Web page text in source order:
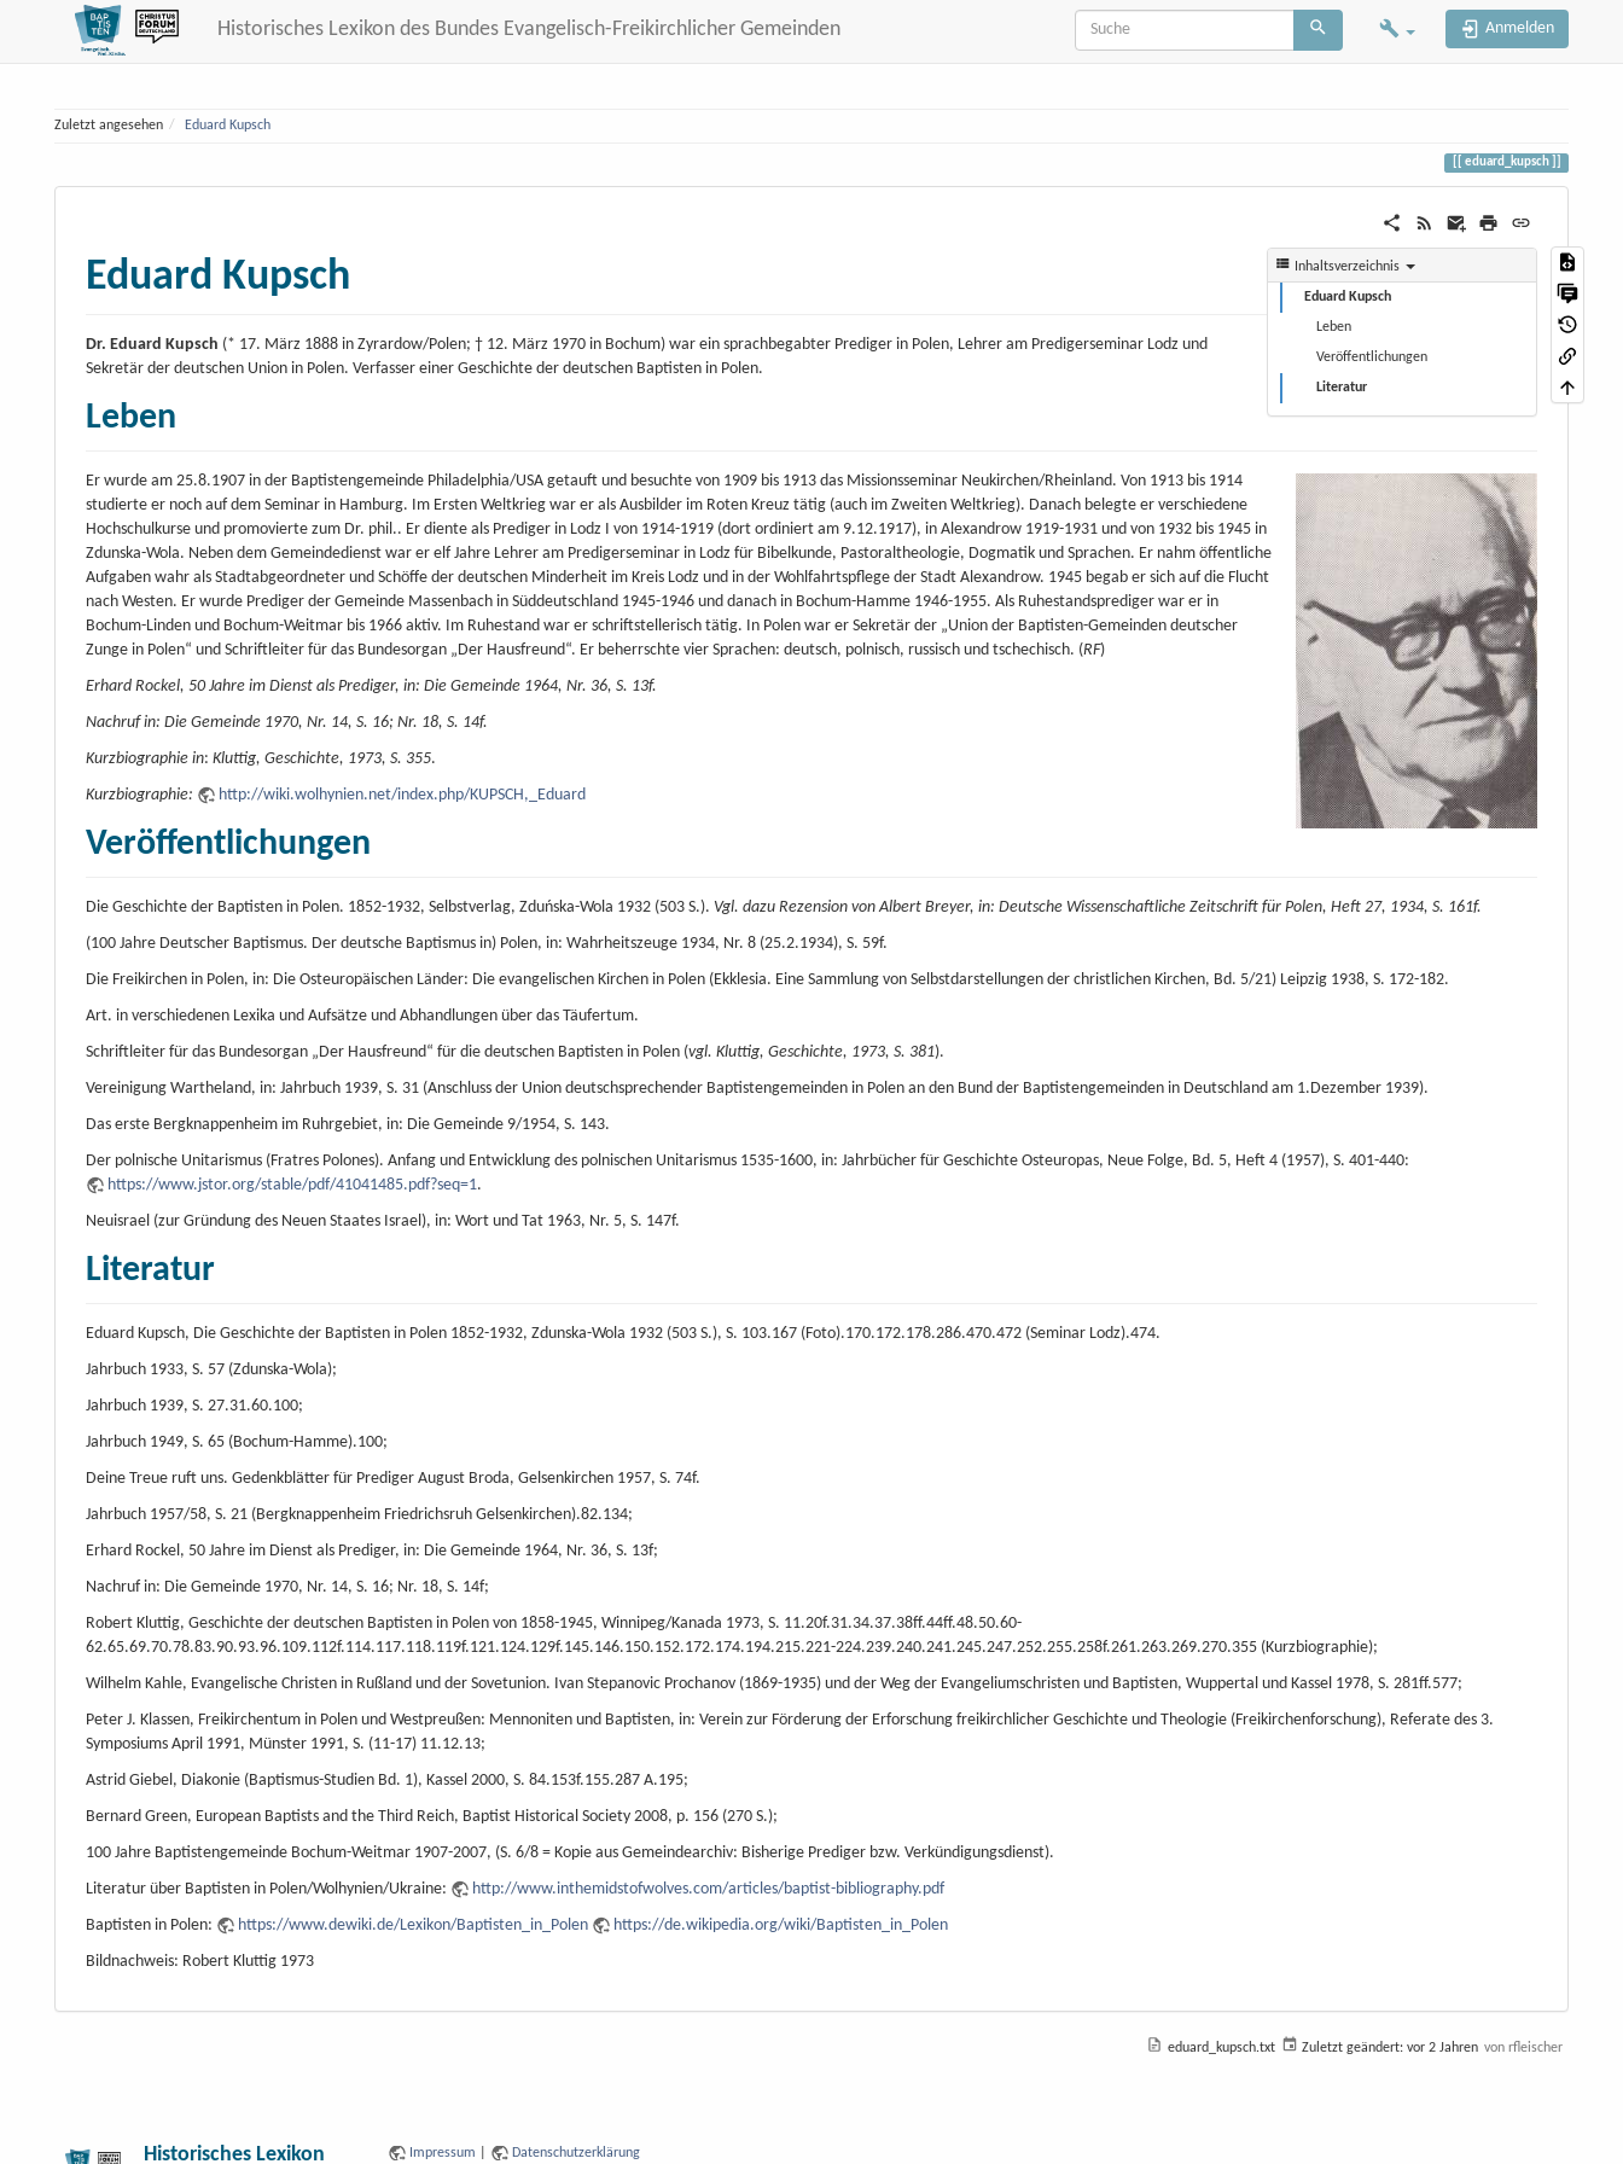
Historisches Lexikon des Bundes Evangelisch-Freikirchlicher Gemeinden Anmelden
Zuletzt angesehen Eduard Kupsch
eduard_kupsch
Inhaltsverzeichnis
Eduard Kupsch
Leben
Veröffentlichungen
Literatur
Eduard Kupsch
Dr. Eduard Kupsch (* 17. März 1888 in Zyrardow/Polen; † 12. März 1970 in Bochum) war ein sprachbegabter Prediger in Polen, Lehrer am Predigerseminar Lodz und
Sekretär der deutschen Union in Polen. Verfasser einer Geschichte der deutschen Baptisten in Polen.
Leben
Er wurde am 25.8.1907 in der Baptistengemeinde Philadelphia/USA getauft und besuchte von 1909 bis 1913 das Missionsseminar Neukirchen/Rheinland. Von 1913 bis 1914
studierte er noch auf dem Seminar in Hamburg. Im Ersten Weltkrieg war er als Ausbilder im Roten Kreuz tätig (auch im Zweiten Weltkrieg). Danach belegte er verschiedene
Hochschulkurse und promovierte zum Dr. phil.. Er diente als Prediger in Lodz I von 1914-1919 (dort ordiniert am 9.12.1917), in Alexandrow 1919-1931 und von 1932 bis 1945 in
Zdunska-Wola. Neben dem Gemeindedienst war er elf Jahre Lehrer am Predigerseminar in Lodz für Bibelkunde, Pastoraltheologie, Dogmatik und Sprachen. Er nahm öffentliche
Aufgaben wahr als Stadtabgeordneter und Schöffe der deutschen Minderheit im Kreis Lodz und in der Wohlfahrtspflege der Stadt Alexandrow. 1945 begab er sich auf die Flucht
nach Westen. Er wurde Prediger der Gemeinde Massenbach in Süddeutschland 1945-1946 und danach in Bochum-Hamme 1946-1955. Als Ruhestandsprediger war er in
Bochum-Linden und Bochum-Weitmar bis 1966 aktiv. Im Ruhestand war er schriftstellerisch tätig. In Polen war er Sekretär der „Union der Baptisten-Gemeinden deutscher
Zunge in Polen“ und Schriftleiter für das Bundesorgan „Der Hausfreund“. Er beherrschte vier Sprachen: deutsch, polnisch, russisch und tschechisch. (RF)
Erhard Rockel, 50 Jahre im Dienst als Prediger, in: Die Gemeinde 1964, Nr. 36, S. 13f.
Nachruf in: Die Gemeinde 1970, Nr. 14, S. 16; Nr. 18, S. 14f.
Kurzbiographie in: Kluttig, Geschichte, 1973, S. 355.
Kurzbiographie:
http://wiki.wolhynien.net/index.php/KUPSCH,_Eduard
Veröffentlichungen
Die Geschichte der Baptisten in Polen. 1852-1932, Selbstverlag, Zduńska-Wola 1932 (503 S.). Vgl. dazu Rezension von Albert Breyer, in: Deutsche Wissenschaftliche Zeitschrift für Polen, Heft 27, 1934, S. 161f.
(100 Jahre Deutscher Baptismus. Der deutsche Baptismus in) Polen, in: Wahrheitszeuge 1934, Nr. 8 (25.2.1934), S. 59f.
Die Freikirchen in Polen, in: Die Osteuropäischen Länder: Die evangelischen Kirchen in Polen (Ekklesia. Eine Sammlung von Selbstdarstellungen der christlichen Kirchen, Bd. 5/21) Leipzig 1938, S. 172-182.
Art. in verschiedenen Lexika und Aufsätze und Abhandlungen über das Täufertum.
Schriftleiter für das Bundesorgan „Der Hausfreund“ für die deutschen Baptisten in Polen (vgl. Kluttig, Geschichte, 1973, S. 381).
Vereinigung Wartheland, in: Jahrbuch 1939, S. 31 (Anschluss der Union deutschsprechender Baptistengemeinden in Polen an den Bund der Baptistengemeinden in Deutschland am 1.Dezember 1939).
Das erste Bergknappenheim im Ruhrgebiet, in: Die Gemeinde 9/1954, S. 143.
Der polnische Unitarismus (Fratres Polones). Anfang und Entwicklung des polnischen Unitarismus 1535-1600, in: Jahrbücher für Geschichte Osteuropas, Neue Folge, Bd. 5, Heft 4 (1957), S. 401-440:
https://www.jstor.org/stable/pdf/41041485.pdf?seq=1.
Neuisrael (zur Gründung des Neuen Staates Israel), in: Wort und Tat 1963, Nr. 5, S. 147f.
Literatur
Eduard Kupsch, Die Geschichte der Baptisten in Polen 1852-1932, Zdunska-Wola 1932 (503 S.), S. 103.167 (Foto).170.172.178.286.470.472 (Seminar Lodz).474.
Jahrbuch 1933, S. 57 (Zdunska-Wola);
Jahrbuch 1939, S. 27.31.60.100;
Jahrbuch 1949, S. 65 (Bochum-Hamme).100;
Deine Treue ruft uns. Gedenkblätter für Prediger August Broda, Gelsenkirchen 1957, S. 74f.
Jahrbuch 1957/58, S. 21 (Bergknappenheim Friedrichsruh Gelsenkirchen).82.134;
Erhard Rockel, 50 Jahre im Dienst als Prediger, in: Die Gemeinde 1964, Nr. 36, S. 13f;
Nachruf in: Die Gemeinde 1970, Nr. 14, S. 16; Nr. 18, S. 14f;
Robert Kluttig, Geschichte der deutschen Baptisten in Polen von 1858-1945, Winnipeg/Kanada 1973, S. 11.20f.31.34.37.38ff.44ff.48.50.60-
62.65.69.70.78.83.90.93.96.109.112f.114.117.118.119f.121.124.129f.145.146.150.152.172.174.194.215.221-224.239.240.241.245.247.252.255.258f.261.263.269.270.355 (Kurzbiographie);
Wilhelm Kahle, Evangelische Christen in Rußland und der Sovetunion. Ivan Stepanovic Prochanov (1869-1935) und der Weg der Evangeliumschristen und Baptisten, Wuppertal und Kassel 1978, S. 281ff.577;
Peter J. Klassen, Freikirchentum in Polen und Westpreußen: Mennoniten und Baptisten, in: Verein zur Förderung der Erforschung freikirchlicher Geschichte und Theologie (Freikirchenforschung), Referate des 3.
Symposiums April 1991, Münster 1991, S. (11-17) 11.12.13;
Astrid Giebel, Diakonie (Baptismus-Studien Bd. 1), Kassel 2000, S. 84.153f.155.287 A.195;
Bernard Green, European Baptists and the Third Reich, Baptist Historical Society 2008, p. 156 (270 S.);
100 Jahre Baptistengemeinde Bochum-Weitmar 1907-2007, (S. 6/8 = Kopie aus Gemeindearchiv: Bisherige Prediger bzw. Verkündigungsdienst).
Literatur über Baptisten in Polen/Wolhynien/Ukraine:
http://www.inthemidstofwolves.com/articles/baptist-bibliography.pdf
Baptisten in Polen:
https://www.dewiki.de/Lexikon/Baptisten_in_Polen
https://de.wikipedia.org/wiki/Baptisten_in_Polen
Bildnachweis: Robert Kluttig 1973
eduard_kupsch.txt Zuletzt geändert: vor 2 Jahren von rfleischer
Historisches Lexikon Impressum Datenschutzerklärung